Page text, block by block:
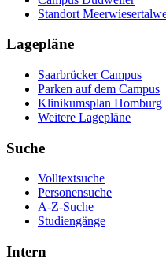
Standort
Lagepläne
Saarbrücker Campus
Parken auf dem Campus
Klinikumsplan Homburg
Weitere Lagepläne
Suche
Volltextsuche
Personensuche
A-Z-Suche
Studiengänge
Intern